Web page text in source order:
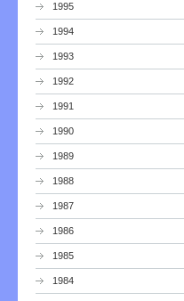
1995
1994
1993
1992
1991
1990
1989
1988
1987
1986
1985
1984